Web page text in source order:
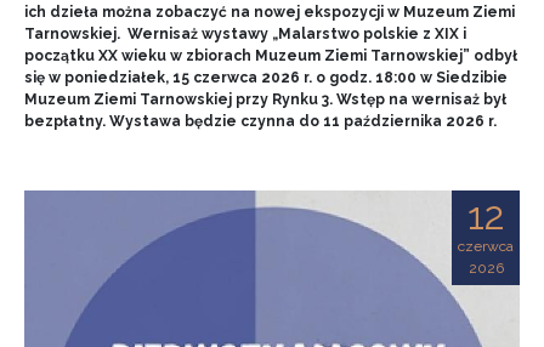
ich dzieła można zobaczyć na nowej ekspozycji w Muzeum Ziemi
Tarnowskiej. Wernisaż wystawy „Malarstwo polskie z XIX i
początku XX wieku w zbiorach Muzeum Ziemi Tarnowskiej” odbył
się w poniedziałek, 15 czerwca 2026 r. o godz. 18:00 w Siedzibie
Muzeum Ziemi Tarnowskiej przy Rynku 3. Wstęp na wernisaż był
bezpłatny. Wystawa będzie czynna do 11 października 2026 r.
12
czerwca
2026